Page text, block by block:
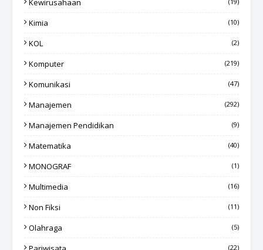
Kewirusahaan
Kimia (10)
KOL (2)
Komputer (219)
Komunikasi (47)
Manajemen (292)
Manajemen Pendidikan (9)
Matematika (40)
MONOGRAF (1)
Multimedia (16)
Non Fiksi (11)
Olahraga (5)
(22)